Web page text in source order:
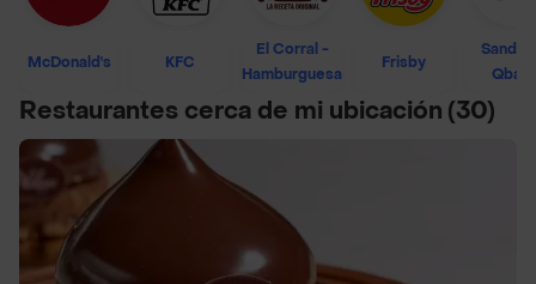
McDonald's KFC
El Corral -
Hamburguesa
Frisby
Restaurantes cerca de mi ubicación (30)